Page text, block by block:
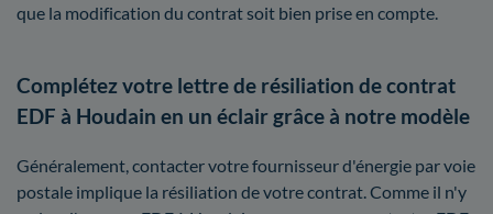
que la modification du contrat soit bien prise en compte.
Complétez votre lettre de résiliation de contrat
EDF à Houdain en un éclair grâce à notre modèle
Généralement, contacter votre fournisseur d'énergie par voie
postale implique la résiliation de votre contrat. Comme il n'y